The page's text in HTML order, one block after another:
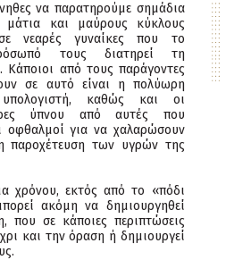
να παρατηρούμε σημάδια
και μαύρους κύκλους
νεαρές γυναίκες που το
τους διατηρεί τη
Κάποιοι από τους παράγοντες
σε αυτό είναι η πολύωρη
καθώς και οι
ύπνου από αυτές που
οφθαλμοί για να χαλαρώσουν
παροχέτευση των υγρών της
χρόνου, εκτός από το «πόδι
ακόμη να δημιουργηθεί
που σε κάποιες περιπτώσεις
και την όραση ή δημιουργεί